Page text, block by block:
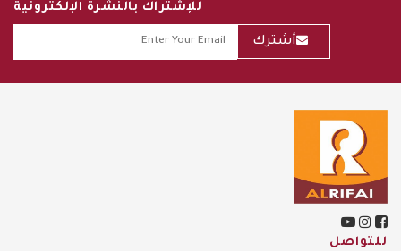
للإشتراك بالنشرة الإلكترونية
أشترك
للتواصل